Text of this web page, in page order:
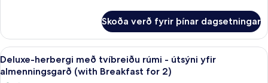
almenningsgarð
(with
Breakfast
herbergi
fyrir
tvo,
tvö
Skoða verð fyrir þínar dagsetningar
Skoða
allar
myndir
7
Deluxe-herbergi með tvíbreiðu rúmi - útsýni yfir
almenningsgarð (with Breakfast for 2)